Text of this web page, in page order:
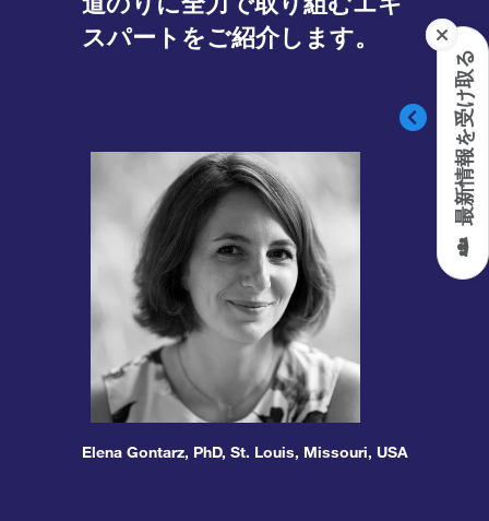
最新情報を受け取る
スパートをご紹介します。
Elena Gontarz, PhD, St. Louis, Missouri, USA